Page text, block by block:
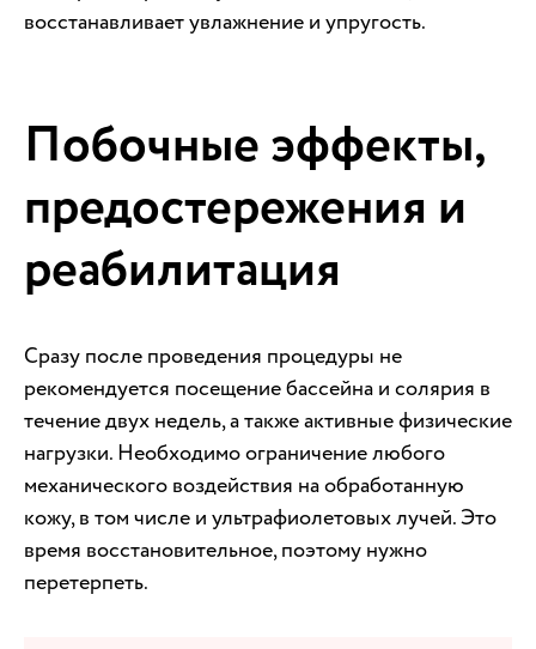
восстанавливает увлажнение и упругость.
Побочные эффекты,
предостережения и
реабилитация
Сразу после проведения процедуры не
рекомендуется посещение бассейна и солярия в
течение двух недель, а также активные физические
нагрузки. Необходимо ограничение любого
механического воздействия на обработанную
кожу, в том числе и ультрафиолетовых лучей. Это
время восстановительное, поэтому нужно
перетерпеть.